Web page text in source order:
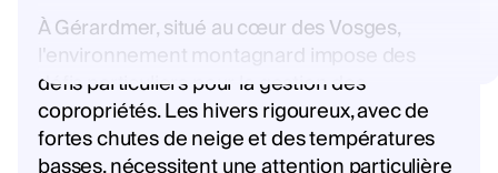
À Gérardmer, situé au cœur des Vosges,
l'environnement montagnard impose des
défis particuliers pour la gestion des
copropriétés. Les hivers rigoureux, avec de
fortes chutes de neige et des températures